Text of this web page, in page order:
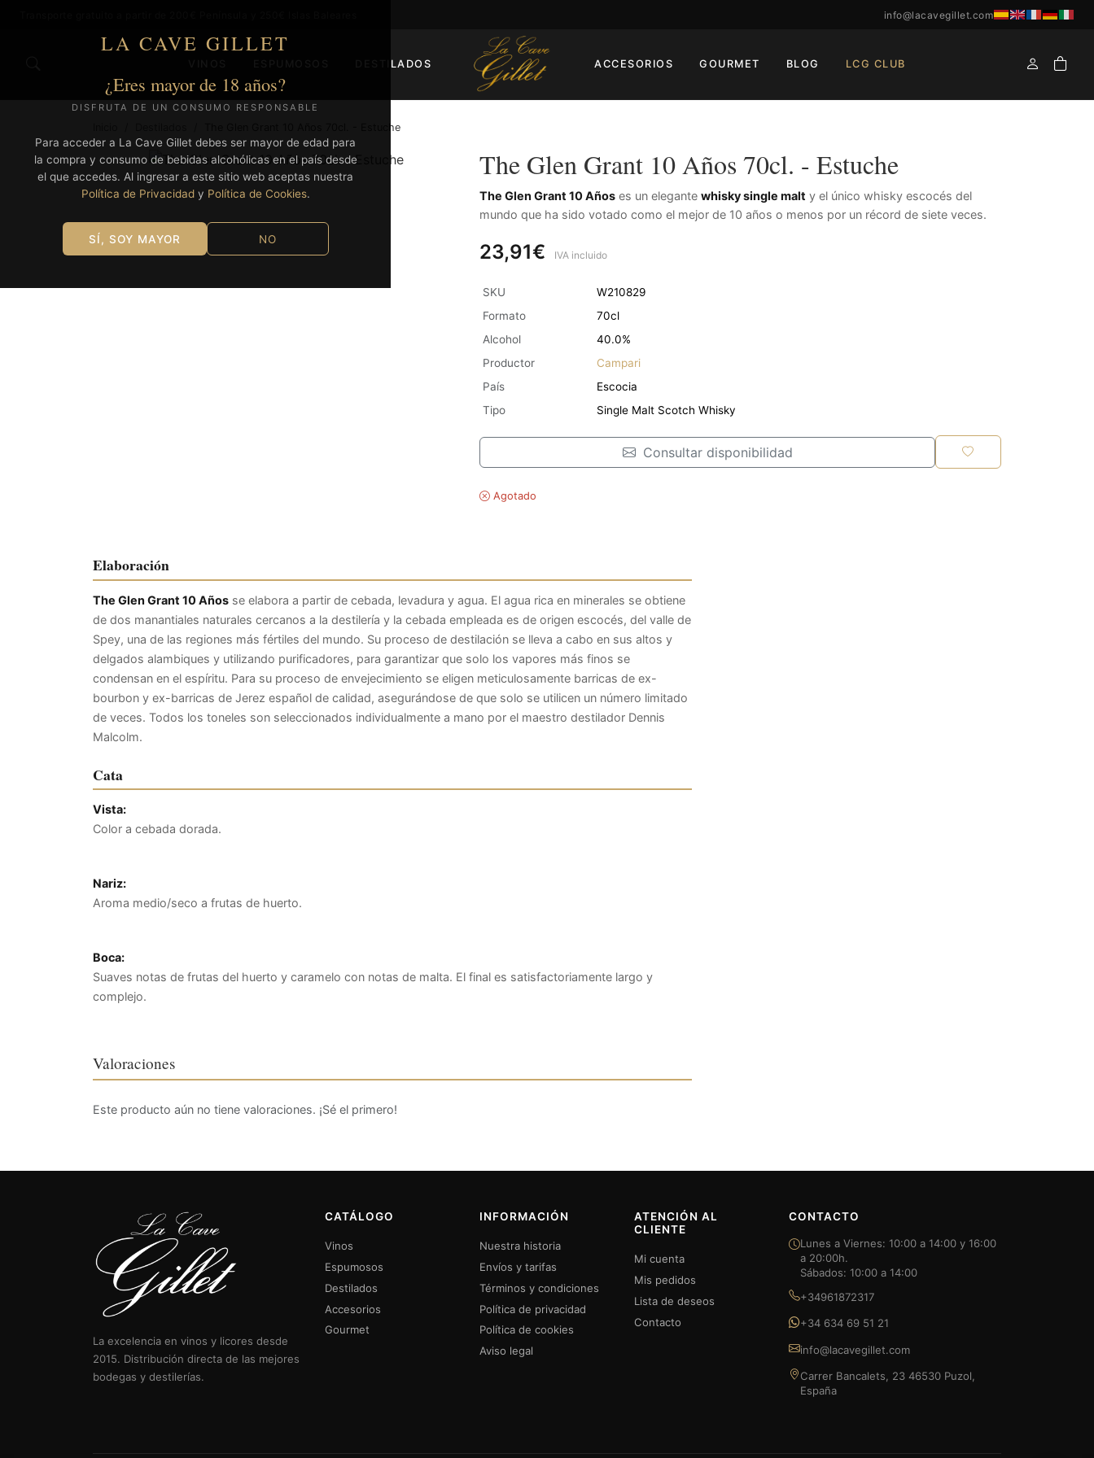
LA CAVE GILLET
¿Eres mayor de 18 años?
DISFRUTA DE UN CONSUMO RESPONSABLE
Para acceder a La Cave Gillet debes ser mayor de edad para
la compra y consumo de bebidas alcohólicas en el país desde
el que accedes. Al ingresar a este sitio web aceptas nuestra
Política de Privacidady Política de Cookies.
SÍ, SOY MAYOR NO
info@lacavegillet.com
DESTILADOS ACCESORIOS GOURMET BLOG LCG CLUB
The Glen Grant 10 Años 70cl. - Estuche
The Glen Grant 10 Años 70cl. - Estuche
The Glen Grant 10 Años es un elegante whisky single malt y el único whisky escocés del
mundo que ha sido votado como el mejor de 10 años o menos por un récord de siete veces.
23,91€ IVA incluido
SKU
W210829
Formato
70cl
Alcohol
40.0%
Productor
Campari
País
Escocia
Tipo
Single Malt Scotch Whisky
Consultar disponibilidad
Agotado
Elaboración
The Glen Grant 10 Años se elabora a partir de cebada, levadura y agua. El agua rica en minerales se obtiene
de dos manantiales naturales cercanos a la destilería y la cebada empleada es de origen escocés, del valle de
Spey, una de las regiones más fértiles del mundo. Su proceso de destilación se lleva a cabo en sus altos y
delgados alambiques y utilizando purificadores, para garantizar que solo los vapores más finos se
condensan en el espíritu. Para su proceso de envejecimiento se eligen meticulosamente barricas de ex-
bourbon y ex-barricas de Jerez español de calidad, asegurándose de que solo se utilicen un número limitado
de veces. Todos los toneles son seleccionados individualmente a mano por el maestro destilador Dennis
Malcolm.
Cata
Vista:
Color a cebada dorada.
Nariz:
Aroma medio/seco a frutas de huerto.
Boca:
Suaves notas de frutas del huerto y caramelo con notas de malta. El final es satisfactoriamente largo y
complejo.
Valoraciones
Este producto aún no tiene valoraciones. ¡Sé el primero!
La excelencia en vinos y licores desde
2015. Distribución directa de las mejores
bodegas y destilerías.
CATÁLOGO
Vinos
Espumosos
Destilados
Accesorios
Gourmet
INFORMACIÓN
Nuestra historia
Envíos y tarifas
Términos y condiciones
Política de privacidad
Política de cookies
Aviso legal
ATENCIÓN AL
CLIENTE
Mi cuenta
Mis pedidos
Lista de deseos
Contacto
CONTACTO
Lunes a Viernes: 10:00 a 14:00 y 16:00
a 20:00h.
Sábados: 10:00 a 14:00
+34961872317
+34 634 69 51 21
info@lacavegillet.com
Carrer Bancalets, 23 46530 Puzol,
España